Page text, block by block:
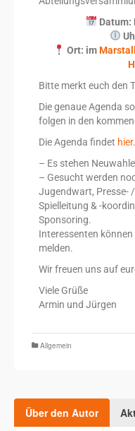
Datum:
Ort: im
Bitte merkt euch den
Die genaue Agenda
folgen in den
Die Agenda findet hier.
– Es stehen
– Gesucht werden
Jugendwart, Presse-
Spielleitung & -
Sponsoring.
Interessenten
melden.
Wir freuen uns auf
Viele Grüße
Armin und Jürgen
Allgemein
Über den Autor